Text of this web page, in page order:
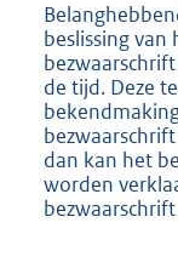
beslissing van
de tijd. Deze
dan kan het
worden